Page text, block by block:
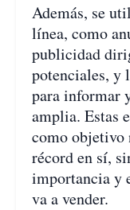
Además, se
línea, como
publicidad
potenciales, y
para informar
amplia. Estas
como objetivo
récord en sí,
importancia y
va a vender.